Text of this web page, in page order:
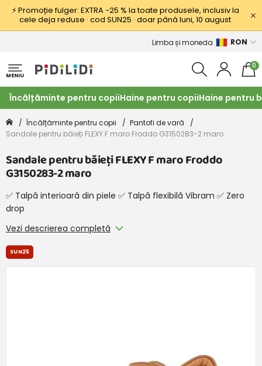
⚡ Promoție fulger: EXTRA −25 % la toate produsele, inclusiv la
cele deja reduse · cod SUN25 · doar până luni, 10 august
Limba și moneda RON
MENIU
0
Încălțăminte pentru copiiHaine pentru copiiHaine pentru
Încălțăminte pentru copii
Pantofi de vară
Sandale pentru băieți FLEXY F maro Froddo G3150283-2 maro
Sandale pentru băieți FLEXY F maro Froddo
G3150283-2 maro
✅ Talpă interioară din piele ✅ Talpă flexibilă Vibram ✅ Zero
drop
Vezi descrierea completă
SUN25